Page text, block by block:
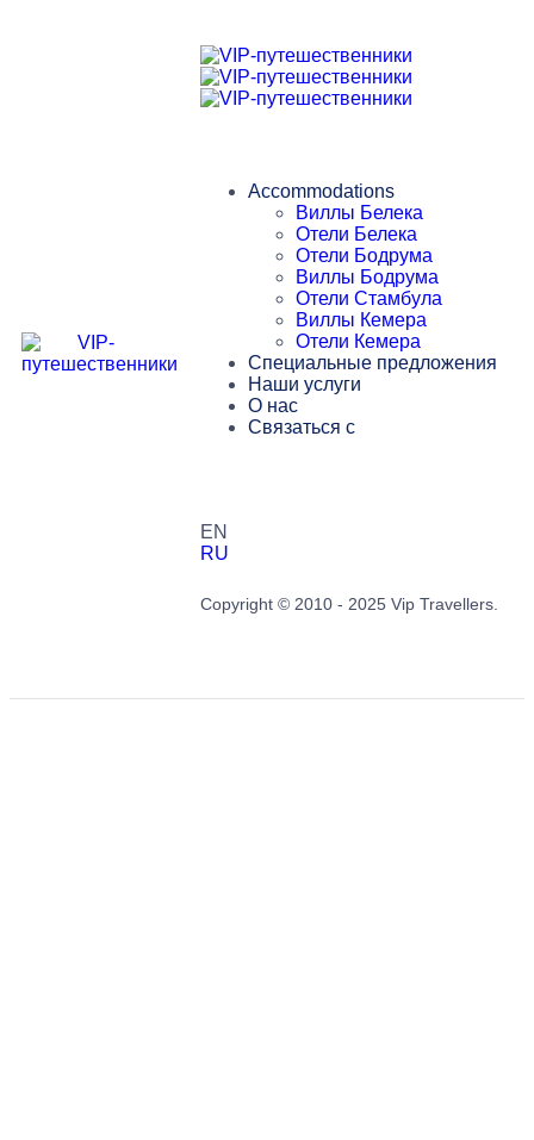
Accommodations
Виллы Белека
Отели Белека
Отели Бодрума
Виллы Бодрума
Отели Стамбула
Виллы Кемера
Отели Кемера
Специальные предложения
Наши услуги
О нас
Связаться с
EN
RU
Copyright © 2010 - 2025 Vip Travellers.